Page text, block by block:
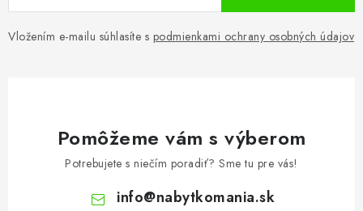
Vložením e-mailu súhlasíte s podmienkami ochrany osobných údajov
Pomôžeme vám s výberom
Potrebujete s niečím poradiť? Sme tu pre vás!
info@nabytkomania.sk